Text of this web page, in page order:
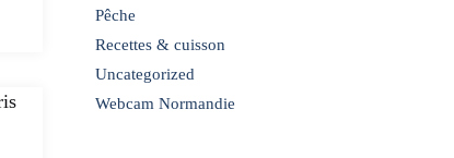
Pêche
Recettes & cuisson
Uncategorized
Webcam Normandie